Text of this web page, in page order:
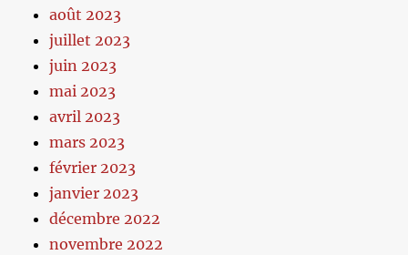
août 2023
juillet 2023
juin 2023
mai 2023
avril 2023
mars 2023
février 2023
janvier 2023
décembre 2022
novembre 2022